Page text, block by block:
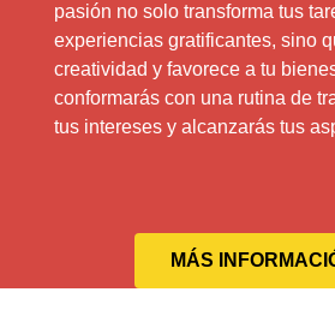
pasión no solo transforma tus
experiencias gratificantes, sino
creatividad y favorece a tu
conformarás con una rutina de
tus intereses y alcanzarás tus
MÁS